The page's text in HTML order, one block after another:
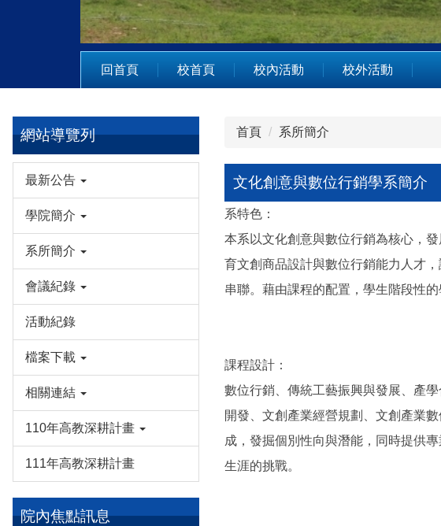
回首頁 校首頁 校內活動 校外活動
網站導覽列
最新公告
學院簡介
系所簡介
會議紀錄
活動紀錄
檔案下載
相關連結
110年高教深耕計畫
111年高教深耕計畫
院內焦點訊息
首頁 系所簡介
文化創意與數位行銷學系簡介
系特色：
本系以文化創意與數位行銷為核心，
育文創商品設計與數位行銷能力人才
串聯。藉由課程的配置，學生階段性
課程設計：
數位行銷、傳統工藝振興與發展、產
開發、文創產業經營規劃、文創產業
成，發掘個別性向與潛能，同時提供
生涯的挑戰。